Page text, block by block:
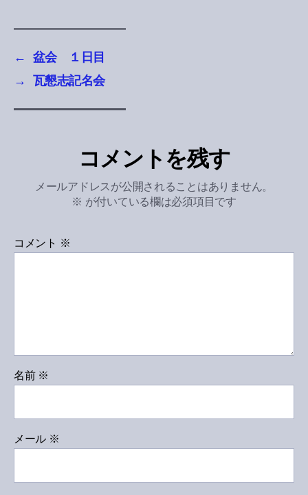
←
盆会 １日目
→
瓦懇志記名会
コメントを残す
メールアドレスが公開されることはありません。
※ が付いている欄は必須項目です
コメント ※
名前 ※
メール ※